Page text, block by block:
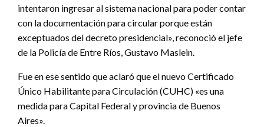
intentaron ingresar al sistema nacional para poder contar
con la documentación para circular porque están
exceptuados del decreto presidencial», reconoció el jefe
de la Policía de Entre Ríos, Gustavo Maslein.
Fue en ese sentido que aclaró que el nuevo Certificado
Único Habilitante para Circulación (CUHC) «es una
medida para Capital Federal y provincia de Buenos
Aires».